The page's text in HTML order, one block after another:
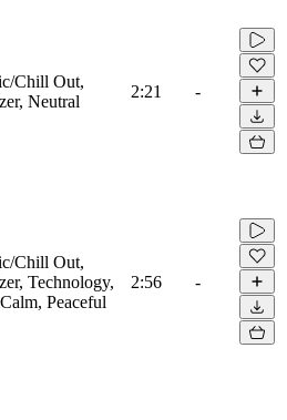
Chill Out,
Neutral
2:21 -
Chill Out,
Technology,
Peaceful
2:56 -